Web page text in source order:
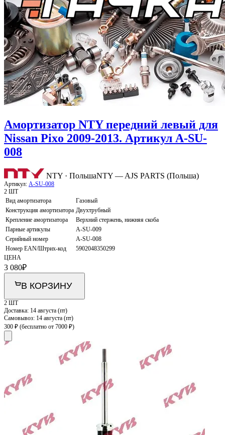
Амортизатор NTY передний левый для
Nissan Pixo 2009-2013. Артикул A-SU-
008
NTY · ПольшаNTY — AJS PARTS (Польша)
Артикул: A-SU-008
2 ШТ
Вид амортизатора
Газовый
Конструкция амортизатора Двухтрубный
Крепление амортизатора
Верхний стержень, нижняя скоба
Парные артикулы
A-SU-009
Серийный номер
A-SU-008
Номер EAN/Штрих-код
5902048350299
ЦЕНА
3 080₽
В КОРЗИНУ
2 ШТ
Доставка: 14 августа (пт)
Самовывоз: 14 августа (пт)
300 ₽ (бесплатно от 7000 ₽)